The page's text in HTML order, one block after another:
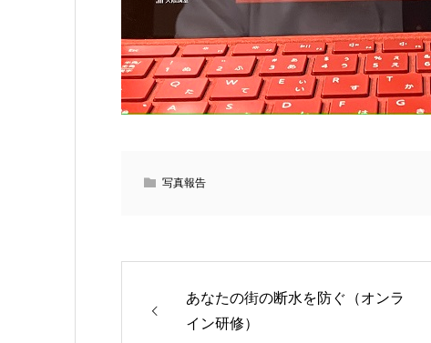
写真報告
あなたの街の断水を防ぐ（オンラ
イン研修）